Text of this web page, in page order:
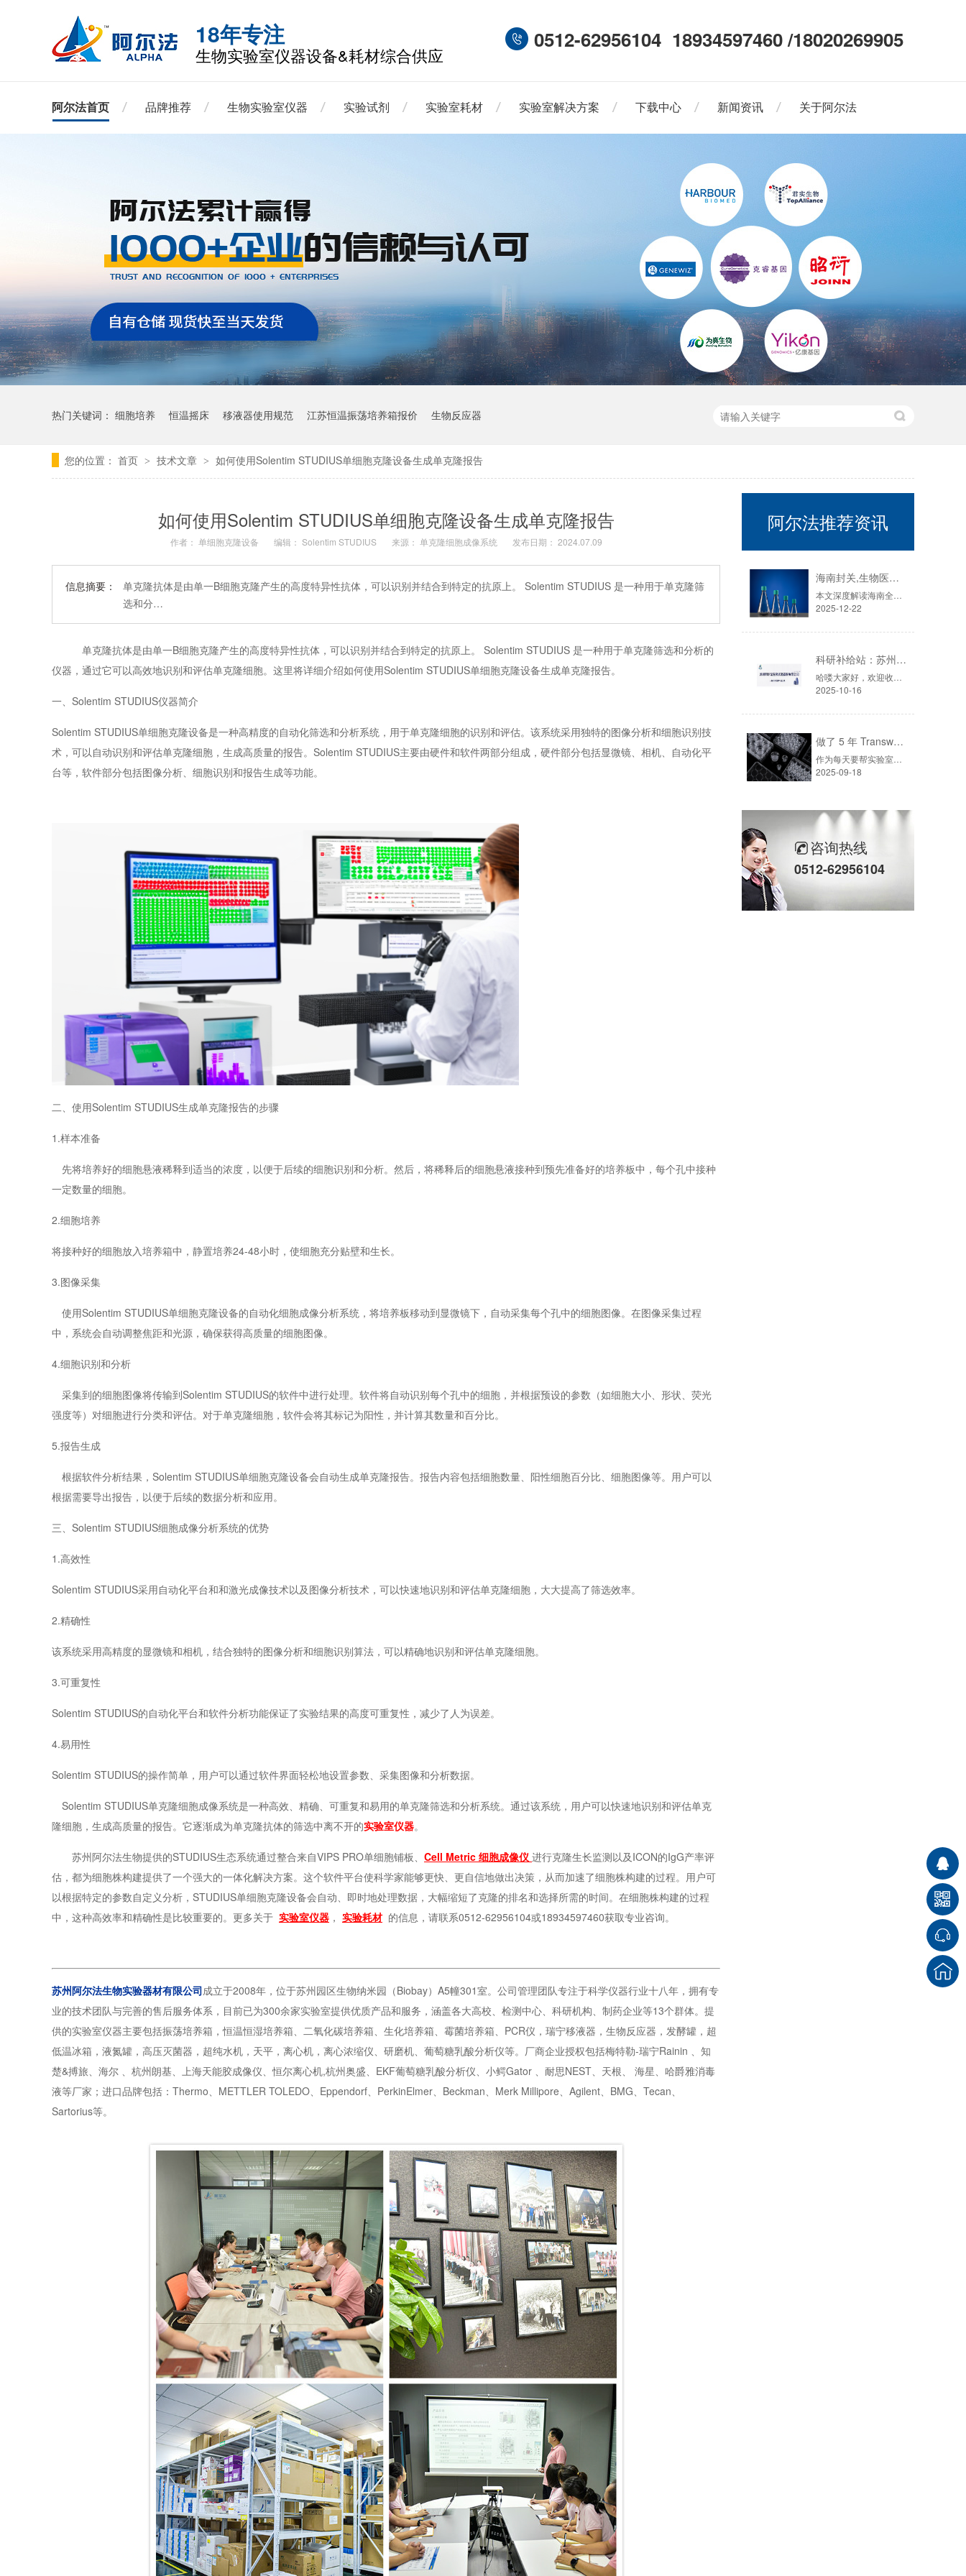
18年专注
生物实验室仪器设备&耗材综合供应
0512-62956104 18934597460 /18020269905
阿尔法首页 品牌推荐 生物实验室仪器 实验试剂 实验室耗材 实验室解决方案 下载中心 新闻资讯 关于阿尔法
热门关键词： 细胞培养 恒温摇床 移液器使用规范 江苏恒温振荡培养箱报价 生物反应器
您的位置： 首页 > 技术文章 > 如何使用Solentim STUDIUS单细胞克隆设备生成单克隆报告
如何使用Solentim STUDIUS单细胞克隆设备生成单克隆报告
作者： 单细胞克隆设备 编辑： Solentim STUDIUS 来源： 单克隆细胞成像系统 发布日期： 2024.07.09
信息摘要：
单克隆抗体是由单一B细胞克隆产生的高度特异性抗体，可以识别并结合到特定的抗原上。 Solentim STUDIUS 是一种用于单克隆筛
选和分…
单克隆抗体是由单一B细胞克隆产生的高度特异性抗体，可以识别并结合到特定的抗原上。 Solentim STUDIUS 是一种用于单克隆筛选和分析的
仪器，通过它可以高效地识别和评估单克隆细胞。 这里将详细介绍如何使用Solentim STUDIUS单细胞克隆设备生成单克隆报告。
一、 Solentim STUDIUS仪器简介
Solentim STUDIUS单细胞克隆设备是一种高精度的自动化筛选和分析系统，用于单克隆细胞的识别和评估。该系统采用独特的图像分析和细胞识别技
术，可以自动识别和评估单克隆细胞，生成高质量的报告。 Solentim STUDIUS主要由硬件和软件两部分组成，硬件部分包括显微镜、相机、自动化平
台等，软件部分包括图像分析、细胞识别和报告生成等功能。
二、使用Solentim STUDIUS生成单克隆报告的步骤
1.样本准备
先将培养好的细胞悬液稀释到适当的浓度，以便于后续的细胞识别和分析。然后，将稀释后的细胞悬液接种到预先准备好的培养板中，每个孔中接种
一定数量的细胞。
2.细胞培养
将接种好的细胞放入培养箱中，静置培养24-48小时，使细胞充分贴壁和生长。
3.图像采集
使用Solentim STUDIUS单细胞克隆设备的自动化细胞成像分析系统，将培养板移动到显微镜下，自动采集每个孔中的细胞图像。在图像采集过程
中，系统会自动调整焦距和光源，确保获得高质量的细胞图像。
4.细胞识别和分析
采集到的细胞图像将传输到Solentim STUDIUS的软件中进行处理。软件将自动识别每个孔中的细胞，并根据预设的参数（如细胞大小、形状、荧光
强度等）对细胞进行分类和评估。对于单克隆细胞，软件会将其标记为阳性，并计算其数量和百分比。
5.报告生成
根据软件分析结果， Solentim STUDIUS单细胞克隆设备会自动生成单克隆报告。报告内容包括细胞数量、阳性细胞百分比、细胞图像等。用户可以
根据需要导出报告，以便于后续的数据分析和应用。
三、 Solentim STUDIUS细胞成像分析系统的优势
1.高效性
Solentim STUDIUS采用自动化平台和和激光成像技术以及图像分析技术，可以快速地识别和评估单克隆细胞，大大提高了筛选效率。
2.精确性
该系统采用高精度的显微镜和相机，结合独特的图像分析和细胞识别算法，可以精确地识别和评估单克隆细胞。
3.可重复性
Solentim STUDIUS的自动化平台和软件分析功能保证了实验结果的高度可重复性，减少了人为误差。
4.易用性
Solentim STUDIUS的操作简单，用户可以通过软件界面轻松地设置参数、采集图像和分析数据。
Solentim STUDIUS单克隆细胞成像系统是一种高效、精确、可重复和易用的单克隆筛选和分析系统。通过该系统，用户可以快速地识别和评估单克
隆细胞，生成高质量的报告。它逐渐成为单克隆抗体的筛选中离不开的实验室仪器。
苏州阿尔法生物提供的STUDIUS生态系统通过整合来自VIPS PRO单细胞铺板、 Cell Metric 细胞成像仪 进行克隆生长监测以及ICON的IgG产率评
估，都为细胞株构建提供了一个强大的一体化解决方案。这个软件平台使科学家能够更快、更自信地做出决策，从而加速了细胞株构建的过程。用户可
以根据特定的参数自定义分析，STUDIUS单细胞克隆设备会自动、即时地处理数据，大幅缩短了克隆的排名和选择所需的时间。在细胞株构建的过程
中，这种高效率和精确性是比较重要的。更多关于 实验室仪器 ， 实验耗材 的信息，请联系0512-62956104或18934597460获取专业咨询。
苏州阿尔法生物实验器材有限公司成立于2008年，位于苏州园区生物纳米园（Biobay）A5幢301室。公司管理团队专注于科学仪器行业十八年，拥有专
业的技术团队与完善的售后服务体系，目前已为300余家实验室提供优质产品和服务，涵盖各大高校、检测中心、科研机构、制药企业等13个群体。提
供的实验室仪器主要包括振荡培养箱，恒温恒湿培养箱、二氧化碳培养箱、生化培养箱、霉菌培养箱、PCR仪，瑞宁移液器，生物反应器，发酵罐，超
低温冰箱，液氮罐，高压灭菌器，超纯水机，天平，离心机，离心浓缩仪、研磨机、葡萄糖乳酸分析仪等。厂商企业授权包括梅特勒-瑞宁Rainin 、知
楚&搏旅、海尔 、杭州朗基、上海天能胶成像仪、恒尔离心机,杭州奥盛、EKF葡萄糖乳酸分析仪、小鳄Gator 、耐思NEST、天根、 海星、哈爵雅消毒
液等厂家；进口品牌包括：Thermo、METTLER TOLEDO、Eppendorf、PerkinElmer、Beckman、Merk Millipore、Agilent、BMG、Tecan、
Sartorius等。
阿尔法推荐资讯
海南封关,生物医药迎来历史性机遇！零关税15%税制如何重塑千亿赛道？
2025-12-22
科研补给站：苏州阿尔法生物，你生物实验室的 “一站式配齐专家”
2025-10-16
做了 5 年 Transwell 细胞迁移实验，从踩坑到稳出数据，这份详细操作和避坑指南请收好
2025-09-18
咨询热线
0512-62956104